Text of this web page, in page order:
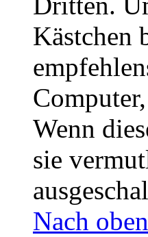
Kästchen
Wenn
sie
Nach oben